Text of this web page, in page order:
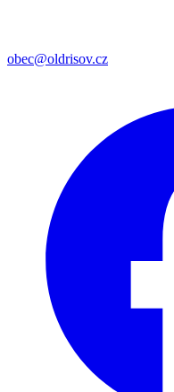
obec@oldrisov.cz